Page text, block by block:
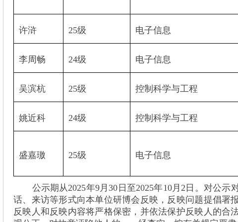
许浒 25级 电子信息
李周畅 24级 电子信息
吴滨杭 25级 控制科学与工程
姚近科 24级 控制科学与工程
盛嘉璈 25级 电子信息
公示期从2025年9月30 日至2025年10月 2 日。对公示
话、来访等形式向本单位研博会反映，反映问题提倡署
反映人和反映内容将严格保密，并依法保护反映人的合